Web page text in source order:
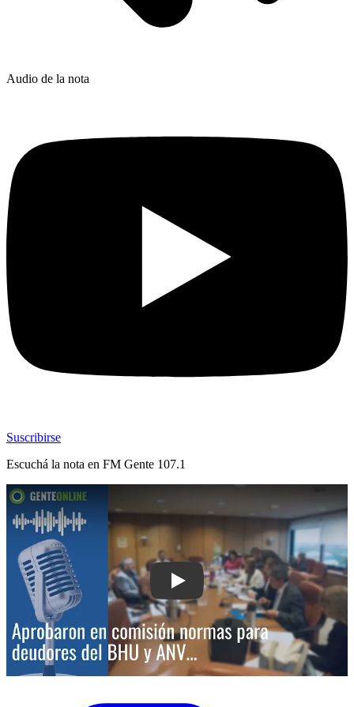
Audio de la nota
Suscribirse
Escuchá la nota en FM Gente 107.1
Play: Aprobaron en comisión normas